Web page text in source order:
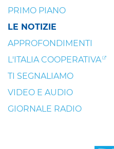
PRIMO PIANO
LE NOTIZIE
APPROFONDIMENTI
L'ITALIA COOPERATIVA
TI SEGNALIAMO
VIDEO E AUDIO
GIORNALE RADIO